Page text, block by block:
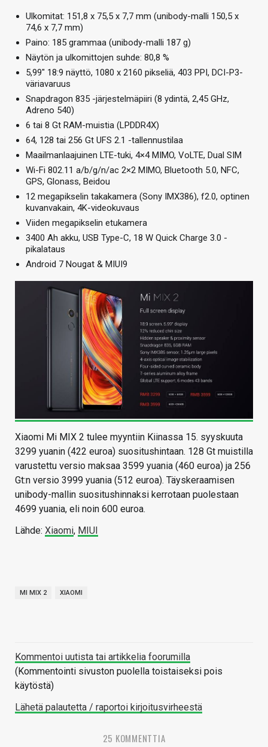
Ulkomitat: 151,8 x 75,5 x 7,7 mm (unibody-malli 150,5 x
74,6 x 7,7 mm)
Paino: 185 grammaa (unibody-malli 187 g)
Näytön ja ulkomittojen suhde: 80,8 %
5,99″ 18:9 näyttö, 1080 x 2160 pikseliä, 403 PPI, DCI-P3-
väriavaruus
Snapdragon 835 -järjestelmäpiiri (8 ydintä, 2,45 GHz,
Adreno 540)
6 tai 8 Gt RAM-muistia (LPDDR4X)
64, 128 tai 256 Gt UFS 2.1 -tallennustilaa
Maailmanlaajuinen LTE-tuki, 4×4 MIMO, VoLTE, Dual SIM
Wi-Fi 802.11 a/b/g/n/ac 2×2 MIMO, Bluetooth 5.0, NFC,
GPS, Glonass, Beidou
12 megapikselin takakamera (Sony IMX386), f2.0, optinen
kuvanvakain, 4K-videokuvaus
Viiden megapikselin etukamera
3400 Ah akku, USB Type-C, 18 W Quick Charge 3.0 -
pikalataus
Android 7 Nougat & MIUI9
Xiaomi Mi MIX 2 tulee myyntiin Kiinassa 15. syyskuuta
3299 yuanin (422 euroa) suositushintaan. 128 Gt muistilla
varustettu versio maksaa 3599 yuania (460 euroa) ja 256
Gt:n versio 3999 yuania (512 euroa). Täyskeraamisen
unibody-mallin suositushinnaksi kerrotaan puolestaan
4699 yuania, eli noin 600 euroa.
Lähde: Xiaomi, MIUI
MI MIX 2 XIAOMI
Kommentoi uutista tai artikkelia foorumilla
(Kommentointi sivuston puolella toistaiseksi pois
käytöstä)
Lähetä palautetta / raportoi kirjoitusvirheestä
25 KOMMENTTIA